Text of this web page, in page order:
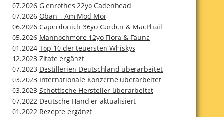
07.2026 Glenrothes 22yo Cadenhead
07.2026 Oban – Am Mod Mor
06.2026 Caperdonich 36yo Gordon & MacPhail
05.2026 Mannochmore 12yo Flora & Fauna
01.2024 Top 10 der teuersten Whiskys
12.2023 Zitate ergänzt
07.2023 Destillerien Deutschland überarbeitet
03.2023 Internationale Konzerne überarbeitet
03.2023 Schottische Hersteller überarbeitet
07.2022 Deutsche Händler aktualisiert
01.2022 Rezepte ergänzt